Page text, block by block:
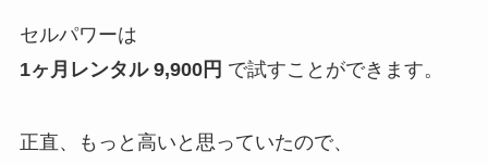
セルパワーは
1ヶ月レンタル 9,900円 で試すことができます。
正直、もっと高いと思っていたので、